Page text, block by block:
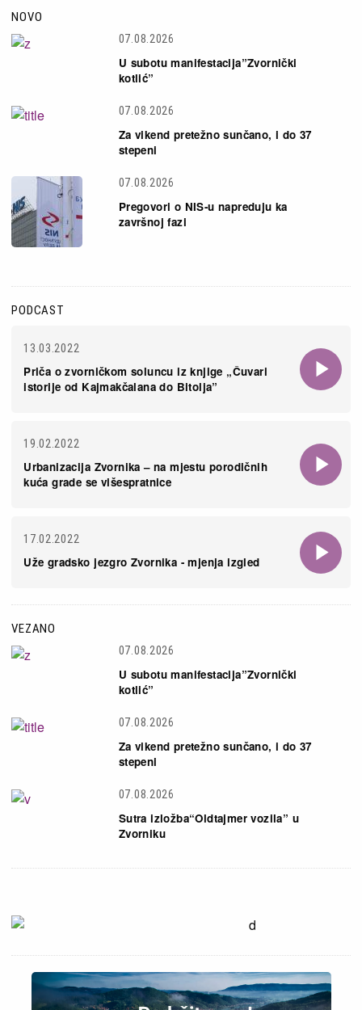
NOVO
07.08.2026
U subotu manifestacija”Zvornički
kotlić”
07.08.2026
Za vikend pretežno sunčano, i do 37
stepeni
07.08.2026
Pregovori o NIS-u napreduju ka
završnoj fazi
PODCAST
13.03.2022
Priča o zvorničkom soluncu iz knjige „Čuvari
istorije od Kajmakčalana do Bitolja”
19.02.2022
Urbanizacija Zvornika – na mjestu porodičnih
kuća grade se višespratnice
17.02.2022
Uže gradsko jezgro Zvornika - mjenja izgled
VEZANO
07.08.2026
U subotu manifestacija”Zvornički
kotlić”
07.08.2026
Za vikend pretežno sunčano, i do 37
stepeni
07.08.2026
Sutra izložba“Oldtajmer vozila” u
Zvorniku
Slika